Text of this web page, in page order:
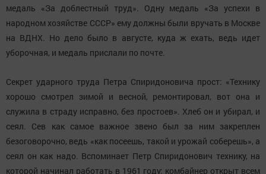
медаль «За доблестный труд». Одну медаль «За успехи в
народном хозяйстве СССР» ему должны были вручать в Москве
на ВДНХ. Но дело было в августе, куда ж ехать, ведь идет
уборочная, и медаль прислали по почте.
Секрет ударного труда Петра Спиридоновича прост: «Технику
хорошо смотрел зимой и весной, ремонтировал, вот она и
служила в страду исправно, без простоев». Хлеб он и убирал, и
сеял. Сев как самое важное звено был за ним закреплен
безоговорочно, ведь «как посеешь, такой и урожай соберешь», а
сеял он как надо. Вспоминает Петр Спиридонович технику, на
которой начинал работать в 1961 году: комбайнер открыт всем